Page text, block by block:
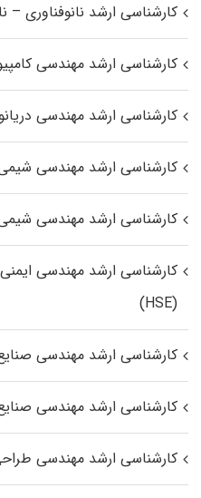
کارشناسی ارشد نانوفناوری –
کارشناسی ارشد مهندسی
کارشناسی ارشد مهندسی
کارشناسی ارشد مهندسی
کارشناسی ارشد مهندسی
کارشناسی ارشد مهندسی
(HSE)
کارشناسی ارشد مهندسی
کارشناسی ارشد مهندسی
کارشناسی ارشد مهندسی